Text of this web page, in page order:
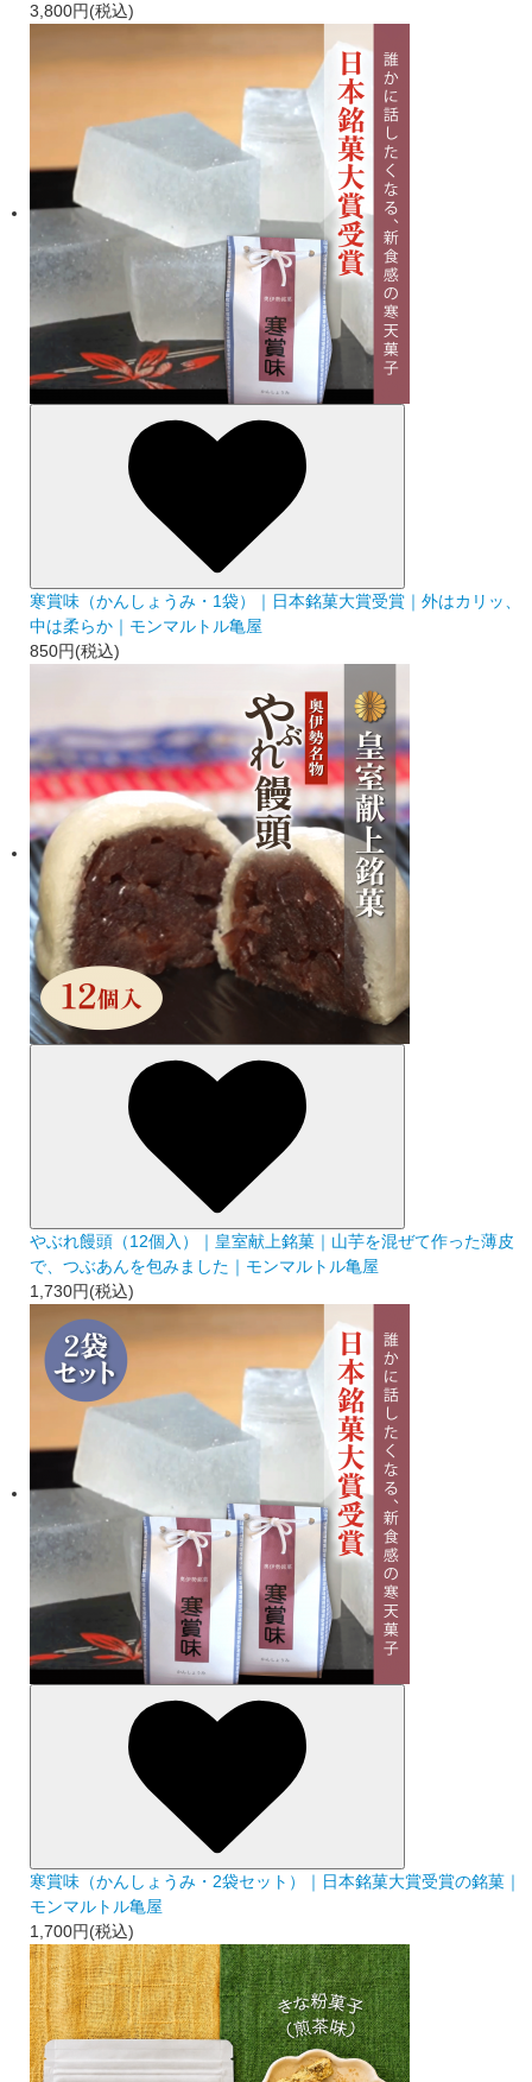
3,800円(税込)
寒賞味（かんしょうみ・1袋）｜日本銘菓大賞受賞｜外はカリッ、
中は柔らか｜モンマルトル亀屋
850円(税込)
やぶれ饅頭（12個入）｜皇室献上銘菓｜山芋を混ぜて作った薄皮
で、つぶあんを包みました｜モンマルトル亀屋
1,730円(税込)
寒賞味（かんしょうみ・2袋セット）｜日本銘菓大賞受賞の銘菓｜
モンマルトル亀屋
1,700円(税込)